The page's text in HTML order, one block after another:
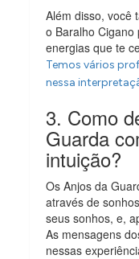
Além disso, você
o Baralho
energias que te
Temos vários
nessa
3. Como
Guarda
intuição?
Os Anjos da
através de
seus sonhos, e,
As mensagens
nessas